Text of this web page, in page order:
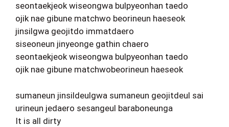
seontaekjeok wiseongwa bulpyeonhan taedo
ojik nae gibune matchwo beorineun haeseok
jinsilgwa geojitdo immatdaero
siseoneun jinyeonge gathin chaero
seontaekjeok wiseongwa bulpyeonhan taedo
ojik nae gibune matchwobeorineun haeseok
sumaneun jinsildeulgwa sumaneun geojitdeul sai
urineun jedaero sesangeul baraboneunga
It is all dirty